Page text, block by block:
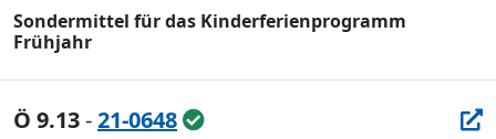
Sondermittel für das Kinderferienprogramm
Frühjahr
Ö 9.13-21-0648